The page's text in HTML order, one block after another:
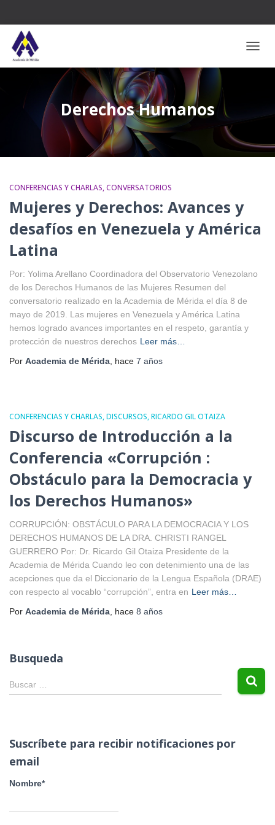
Derechos Humanos
CONFERENCIAS Y CHARLAS CONVERSATORIOS
Mujeres y Derechos: Avances y
desafíos en Venezuela y América
Latina
Por: Yolima Arellano Coordinadora del Observatorio Venezolano
de los Derechos Humanos de las Mujeres Resumen del
conversatorio realizado en la Academia de Mérida el día 8 de
mayo de 2019. Las mujeres en Venezuela y América Latina
hemos logrado avances importantes en el respeto, garantía y
protección de nuestros derechos Leer más…
Por Academia de Mérida , hace 7 años
CONFERENCIAS Y CHARLAS DISCURSOS RICARDO GIL OTAIZA
Discurso de Introducción a la
Conferencia «Corrupción :
Obstáculo para la Democracia y
los Derechos Humanos»
CORRUPCIÓN: OBSTÁCULO PARA LA DEMOCRACIA Y LOS
DERECHOS HUMANOS DE LA DRA. CHRISTI RANGEL
GUERRERO Por: Dr. Ricardo Gil Otaiza Presidente de la
Academia de Mérida Cuando leo con detenimiento una de las
acepciones que da el Diccionario de la Lengua Española (DRAE)
con respecto al vocablo “corrupción”, entra en Leer más…
Por Academia de Mérida , hace 8 años
Busqueda
B
u
r
:
Buscar …
Suscríbete para recibir notificaciones por
email
Nombre*